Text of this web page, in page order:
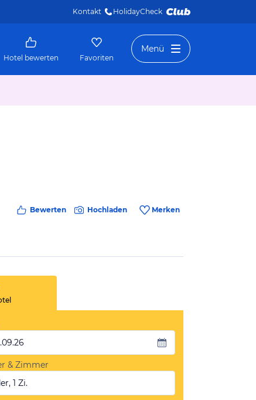
Kontakt HolidayCheck
Hotel bewerten Favoriten
Menü
Bewerten Hochladen Merken
& Zimmer
1 Zi.